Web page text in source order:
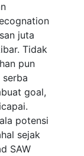
juta
Tidak
pun
serba
goal,
potensi
sejak
SAW